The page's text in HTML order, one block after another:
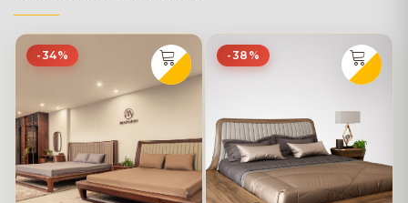
-34% -38%